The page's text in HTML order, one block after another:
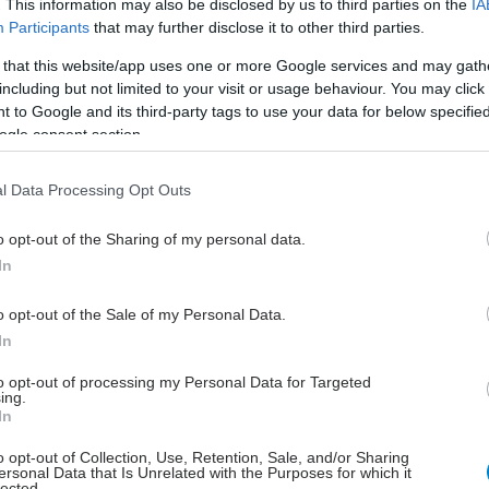
This information may also be disclosed by us to third parties on the
Participants that may further disclose it to other third parties.
that this website/app uses one or more Google services and may
but not limited to your visit or usage behaviour. You may
to Google and its third-party tags to use your data for below
consent section.
Data Processing Opt Outs
opt-out of the Sharing of my personal data.
opt-out of the Sale of my Personal Data.
opt-out of processing my Personal Data for Targeted
opt-out of Collection, Use, Retention, Sale, and/or Sharing
Data that Is Unrelated with the Purposes for which it
πιθανές αιτίες.
μια περίπλοκη έρευνα και συνεχίζουμε να
με τις αρμόδιες επιχειρήσεις και τις τοπικές αρχές
ότι λαμβάνονται τα απαραίτητα μέτρα για
των καταναλωτών», δήλωσε.
βέβαιοι ότι η πιθανή πηγή της έξαρσης
και τον εντοπισμό της βασικής αιτίας, με τους
τους προμηθευτές και τους παρασκευαστές, ώστε
να ληφθούν μέτρα για την αποφυγή
"
το iatronet.gr στο Discover
σήμερα